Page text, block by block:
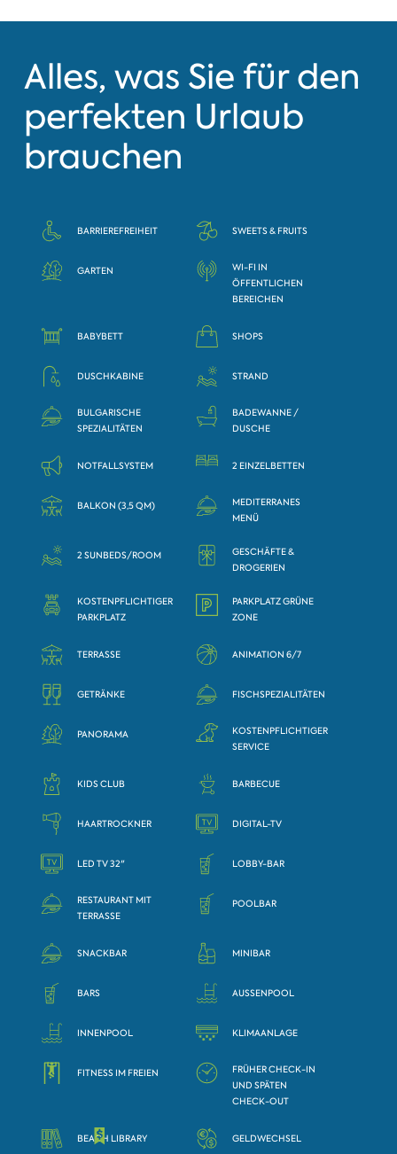
Alles, was Sie für den
perfekten Urlaub
brauchen
BARRIEREFREIHEIT SWEETS & FRUITS
GARTEN
WI-FI IN
ÖFFENTLICHEN
BEREICHEN
BABYBETT SHOPS
DUSCHKABINE STRAND
BULGARISCHE
SPEZIALITÄTEN
BADEWANNE /
DUSCHE
NOTFALLSYSTEM 2 EINZELBETTEN
BALKON (3,5 QM)
MEDITERRANES
MENÜ
2 SUNBEDS/ROOM
GESCHÄFTE &
DROGERIEN
KOSTENPFLICHTIGER
PARKPLATZ
PARKPLATZ GRÜNE
ZONE
TERRASSE ANIMATION 6/7
GETRÄNKE FISCHSPEZIALITÄTEN
PANORAMA
KOSTENPFLICHTIGER
SERVICE
KIDS CLUB BARBECUE
HAARTROCKNER DIGITAL-TV
LED TV 32" LOBBY-BAR
RESTAURANT MIT
TERRASSE
POOLBAR
SNACKBAR MINIBAR
BARS AUSSENPOOL
INNENPOOL KLIMAANLAGE
FITNESS IM FREIEN
FRÜHER CHECK-IN
UND SPÄTEN
CHECK-OUT
BEACH LIBRARY GELDWECHSEL